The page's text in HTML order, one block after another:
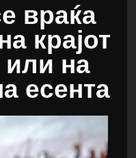
враќа
крајот
или на
есента